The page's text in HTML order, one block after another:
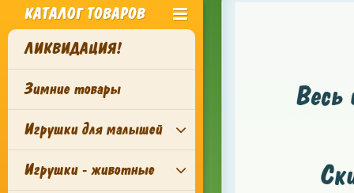
КАТАЛОГ ТОВАРОВ
ЛИКВИДАЦИЯ!
Зимние товары
Игрушки для малышей
Игрушки - животные
Весь